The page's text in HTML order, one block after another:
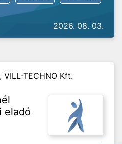
2026. 08. 03.
VILL-TECHNO Kft.
eladó